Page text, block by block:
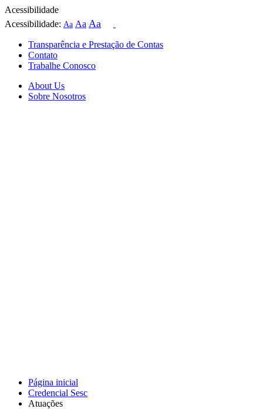
Acessibilidade
Acessibilidade: Aa Aa Aa
Transparência e Prestação de Contas
Contato
Trabalhe Conosco
About Us
Sobre Nosotros
Página inicial
Credencial Sesc
Atuações